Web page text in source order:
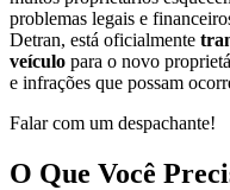
problemas legais e
Detran, está oficialmente
veículo para o novo
e infrações que possam
Falar com um despachante!
O Que Você